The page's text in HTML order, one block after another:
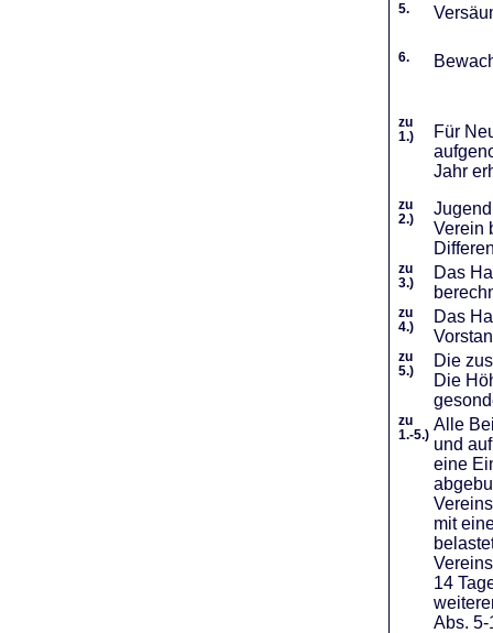
5.
6.
zu
1.)
Für
Jahr
zu
2.)
Verein
zu
3.)
Das
zu
4.)
Das
zu
5.)
Die
Die
zu
1.-5.)
Alle
und
eine
mit
14
Abs.